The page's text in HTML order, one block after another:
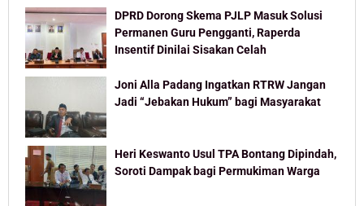
DPRD Dorong Skema PJLP Masuk Solusi
Permanen Guru Pengganti, Raperda
Insentif Dinilai Sisakan Celah
Joni Alla Padang Ingatkan RTRW Jangan
Jadi “Jebakan Hukum” bagi Masyarakat
Heri Keswanto Usul TPA Bontang Dipindah,
Soroti Dampak bagi Permukiman Warga